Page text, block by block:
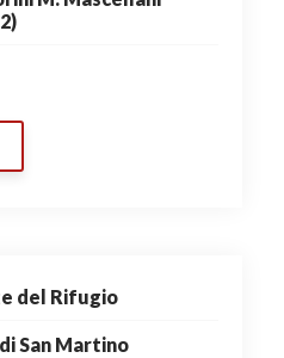
del Rifugio
San Martino